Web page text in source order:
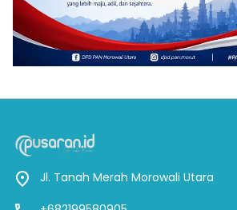
Jl. Tanah Merah Morowali Utara